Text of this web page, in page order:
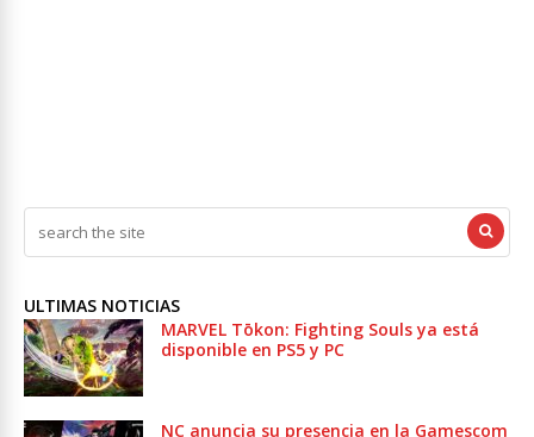
ULTIMAS NOTICIAS
MARVEL Tōkon: Fighting Souls ya está
disponible en PS5 y PC
NC anuncia su presencia en la Gamescom